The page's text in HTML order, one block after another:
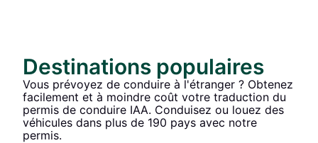
Destinations populaires
Vous prévoyez de conduire à l'étranger ? Obtenez
facilement et à moindre coût votre traduction du
permis de conduire IAA. Conduisez ou louez des
véhicules dans plus de 190 pays avec notre
permis.